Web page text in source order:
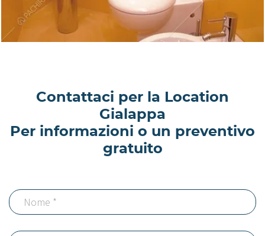
Contattaci per la Location
Gialappa
Per informazioni o un preventivo
gratuito